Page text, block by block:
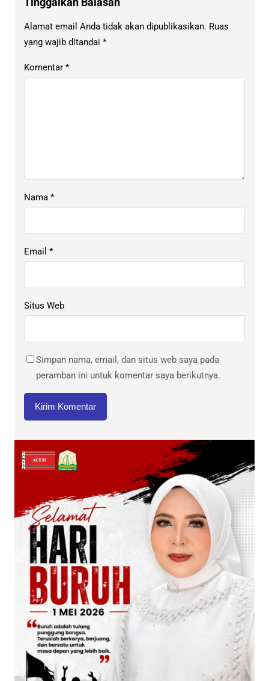
Alamat email Anda tidak akan dipublikasikan. Ruas
yang wajib ditandai *
Komentar *
Nama *
Email *
Situs Web
Simpan nama, email, dan situs web saya pada
peramban ini untuk komentar saya berikutnya.